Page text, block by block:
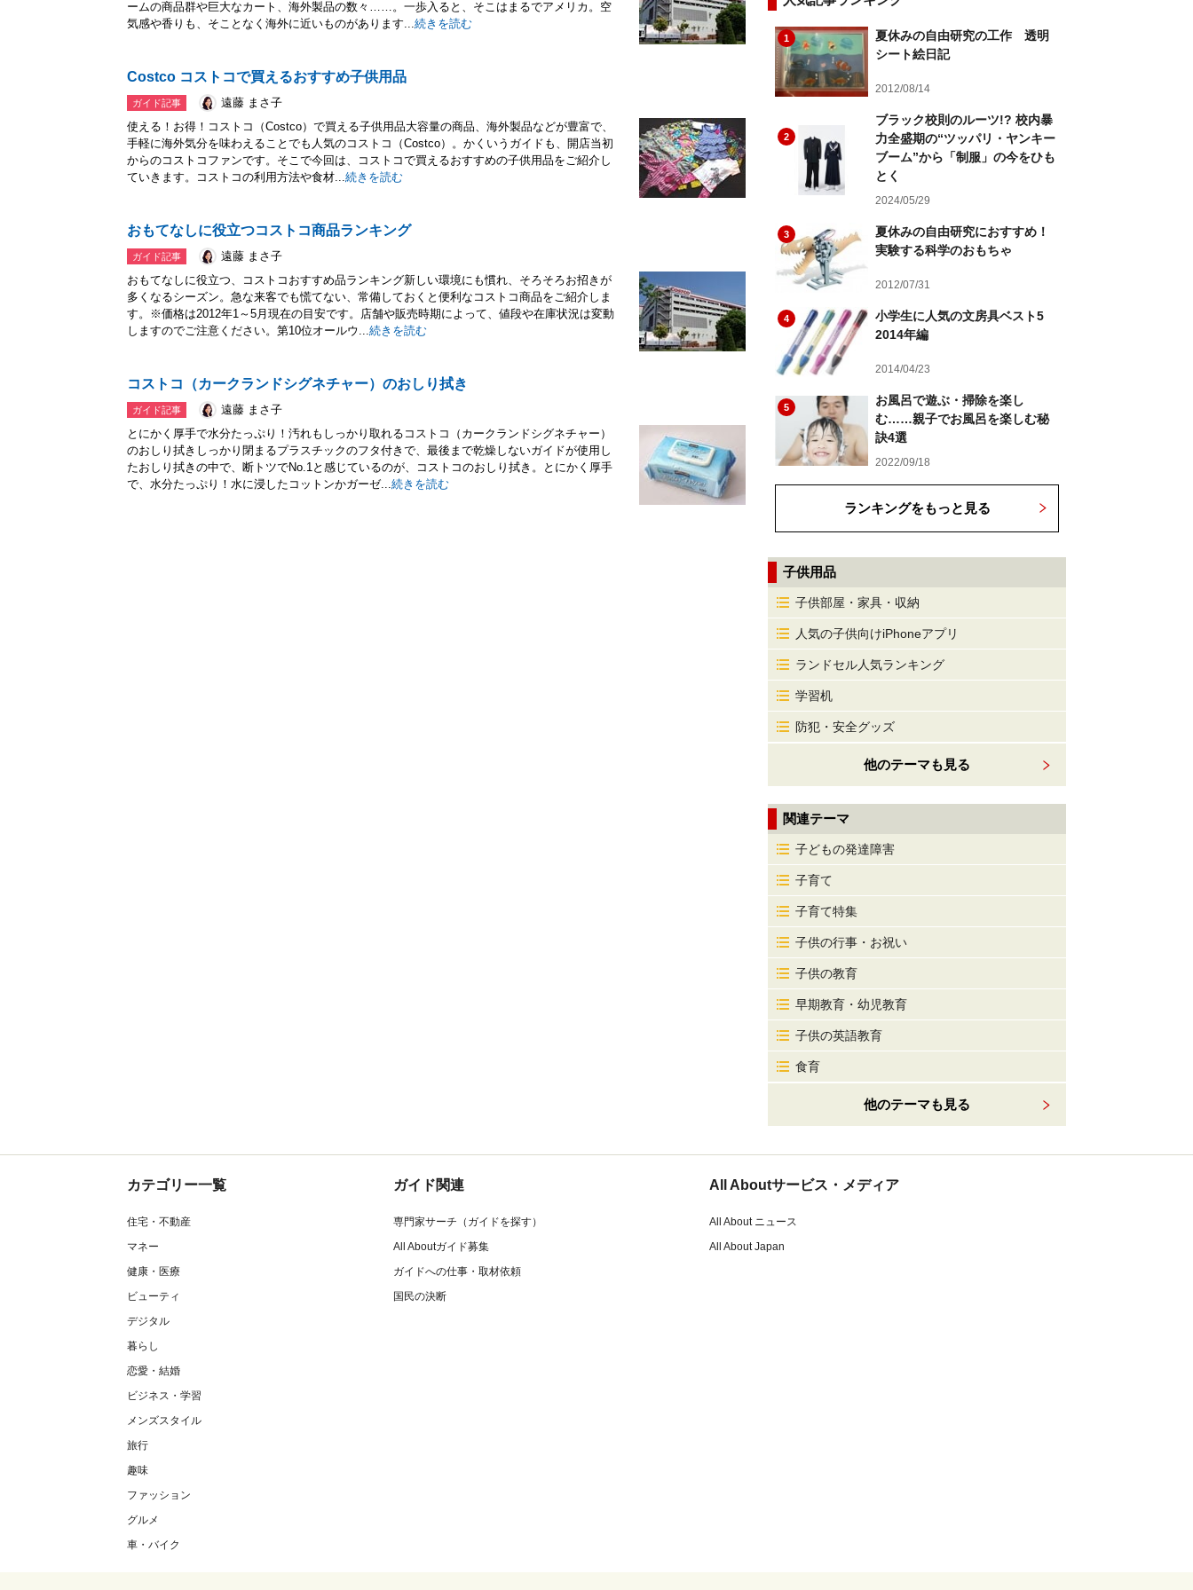
ームの商品群や巨大なカート、海外製品の数々……。一歩入ると、そこはまるでアメリカ。空
気感や香りも、そことなく海外に近いものがあります...続きを読む
Costco コストコで買えるおすすめ子供用品
ガイド記事
遠藤 まさ子
使える！お得！コストコ（Costco）で買える子供用品大容量の商品、海外製品などが豊富で、
手軽に海外気分を味わえることでも人気のコストコ（Costco）。かくいうガイドも、開店当初
からのコストコファンです。そこで今回は、コストコで買えるおすすめの子供用品をご紹介し
ていきます。コストコの利用方法や食材...続きを読む
おもてなしに役立つコストコ商品ランキング
ガイド記事
遠藤 まさ子
おもてなしに役立つ、コストコおすすめ品ランキング新しい環境にも慣れ、そろそろお招きが
多くなるシーズン。急な来客でも慌てない、常備しておくと便利なコストコ商品をご紹介しま
す。※価格は2012年1～5月現在の目安です。店舗や販売時期によって、値段や在庫状況は変動
しますのでご注意ください。第10位オールウ...続きを読む
コストコ（カークランドシグネチャー）のおしり拭き
ガイド記事
遠藤 まさ子
とにかく厚手で水分たっぷり！汚れもしっかり取れるコストコ（カークランドシグネチャー）
のおしり拭きしっかり閉まるプラスチックのフタ付きで、最後まで乾燥しないガイドが使用し
たおしり拭きの中で、断トツでNo.1と感じているのが、コストコのおしり拭き。とにかく厚手
で、水分たっぷり！水に浸したコットンかガーゼ...続きを読む
1
夏休みの自由研究の工作 透明
シート絵日記
2012/08/14
2
ブラック校則のルーツ!? 校内暴
力全盛期の“ツッパリ・ヤンキー
ブーム”から「制服」の今をひも
とく
2024/05/29
3
夏休みの自由研究におすすめ！
実験する科学のおもちゃ
2012/07/31
4
小学生に人気の文房具ベスト5
2014年編
2014/04/23
5
お風呂で遊ぶ・掃除を楽し
む……親子でお風呂を楽しむ秘
訣4選
2022/09/18
ランキングをもっと見る
子供用品
子供部屋・家具・収納
人気の子供向けiPhoneアプリ
ランドセル人気ランキング
学習机
防犯・安全グッズ
他のテーマも見る
関連テーマ
子どもの発達障害
子育て
子育て特集
子供の行事・お祝い
子供の教育
早期教育・幼児教育
子供の英語教育
食育
他のテーマも見る
カテゴリー一覧
住宅・不動産
マネー
健康・医療
ビューティ
デジタル
暮らし
恋愛・結婚
ビジネス・学習
メンズスタイル
旅行
趣味
ファッション
グルメ
車・バイク
ガイド関連
専門家サーチ（ガイドを探す）
All Aboutガイド募集
ガイドへの仕事・取材依頼
国民の決断
All Aboutサービス・メディア
All About ニュース
All About Japan